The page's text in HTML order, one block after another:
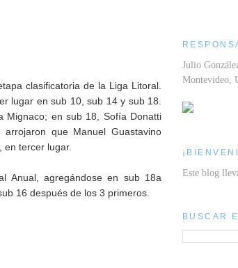
clasificatoria de la Liga Litoral.
lugar en sub 10, sub 14 y sub 18.
Mignaco; en sub 18, Sofía Donatti
que Manuel Guastavino
en tercer lugar.
Anual, agregándose en sub 18a
16 después de los 3 primeros.
Julio
Montevideo,
Este blog
BUSCAR